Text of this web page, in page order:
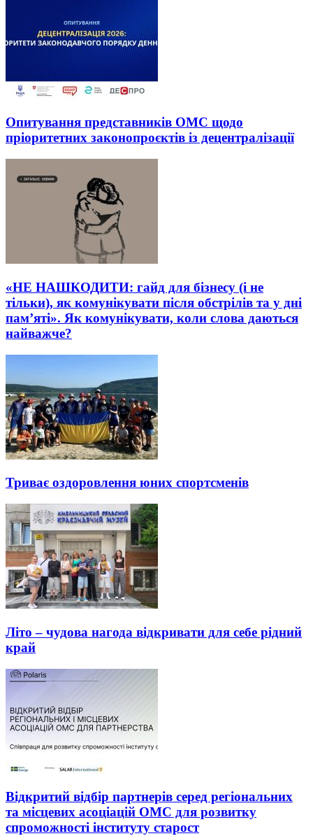
Опитування представників ОМС щодо
пріоритетних законопроєктів із децентралізації
«НЕ НАШКОДИТИ: гайд для бізнесу (і не
тільки), як комунікувати після обстрілів та у дні
пам’яті». Як комунікувати, коли слова даються
найважче?
Триває оздоровлення юних спортсменів
Літо – чудова нагода відкривати для себе рідний
край
Відкритий відбір партнерів серед регіональних
та місцевих асоціацій ОМС для розвитку
спроможності інституту старост